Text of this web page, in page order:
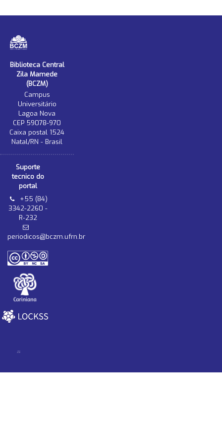
Biblioteca Central
Zila Mamede
(BCZM)
Campus
Universitário
Lagoa Nova
CEP 59078-970
Caixa postal 1524
Natal/RN - Brasil
Suporte
tecnico do
portal
+55 (84)
3342-2260 -
R-232
periodicos@bczm.ufrn.br